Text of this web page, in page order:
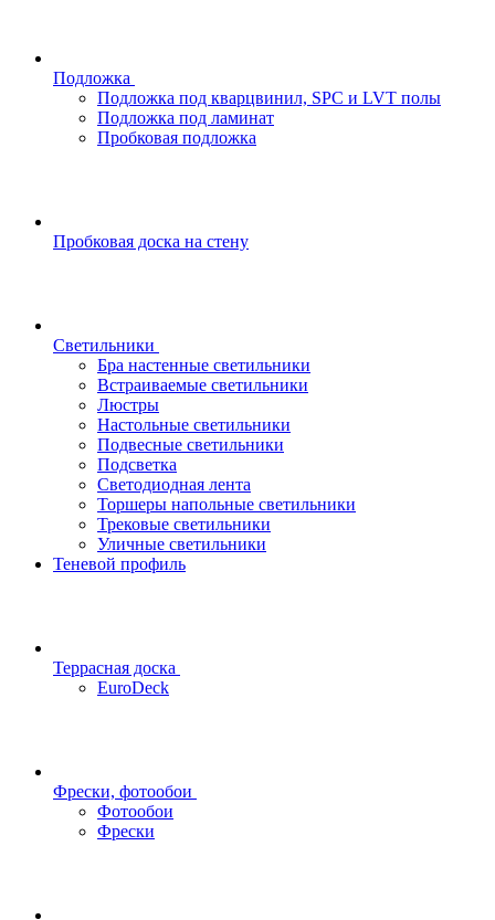
Подложка
Подложка под кварцвинил, SPC и LVT полы
Подложка под ламинат
Пробковая подложка
Пробковая доска на стену
Светильники
Бра настенные светильники
Встраиваемые светильники
Люстры
Настольные светильники
Подвесные светильники
Подсветка
Светодиодная лента
Торшеры напольные светильники
Трековые светильники
Уличные светильники
Теневой профиль
Террасная доска
EuroDeck
Фрески, фотообои
Фотообои
Фрески